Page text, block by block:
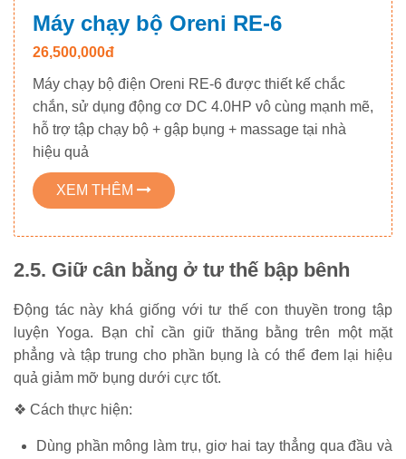
Máy chạy bộ Oreni RE-6
26,500,000đ
Máy chạy bộ điện Oreni RE-6 được thiết kế chắc
chắn, sử dụng động cơ DC 4.0HP vô cùng mạnh mẽ,
hỗ trợ tập chạy bộ + gập bụng + massage tại nhà
hiệu quả
XEM THÊM
2.5. Giữ cân bằng ở tư thế bập bênh
Động tác này khá giống với tư thế con thuyền trong tập
luyện Yoga. Bạn chỉ cần giữ thăng bằng trên một mặt
phẳng và tập trung cho phần bụng là có thể đem lại hiệu
quả giảm mỡ bụng dưới cực tốt.
❖ Cách thực hiện:
Dùng phần mông làm trụ, giơ hai tay thẳng qua đầu và